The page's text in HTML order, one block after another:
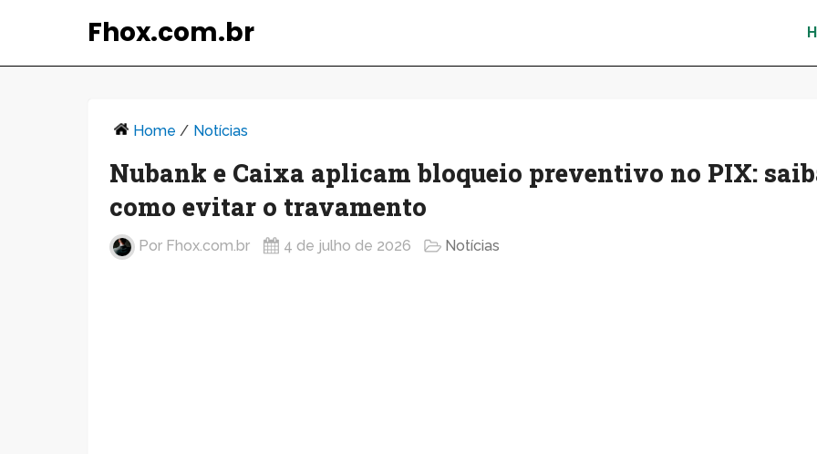
Fhox.com.br
Home / Notícias
Nubank e Caixa aplicam bloqueio preventivo no PIX:
como evitar o travamento
Por Fhox.com.br 4 de julho de 2026 Notícias